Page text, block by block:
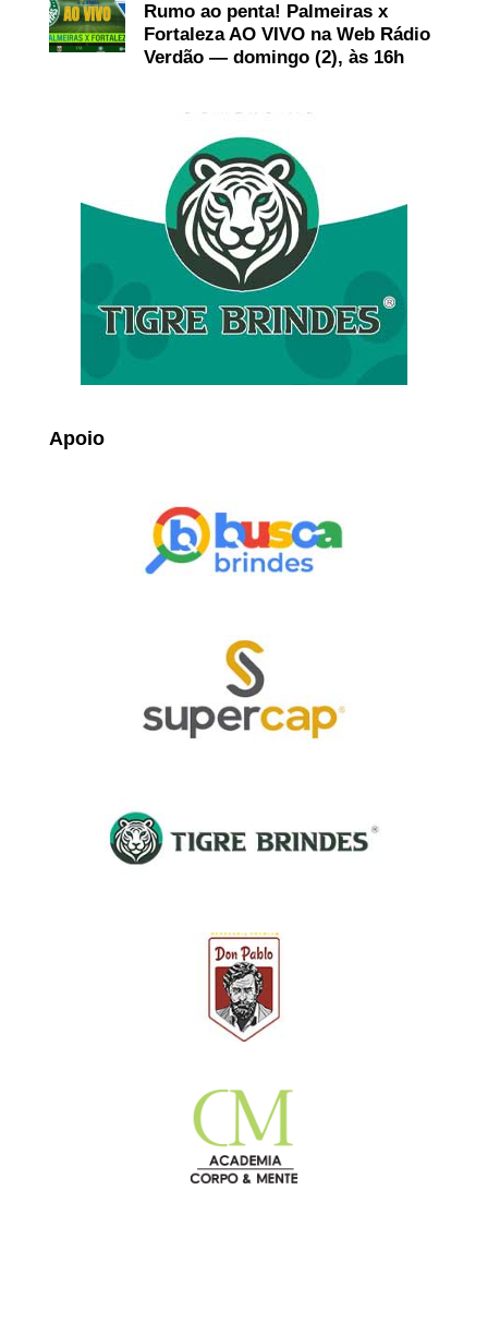
Rumo ao penta! Palmeiras x
Fortaleza AO VIVO na Web Rádio
Verdão — domingo (2), às 16h
Apoio